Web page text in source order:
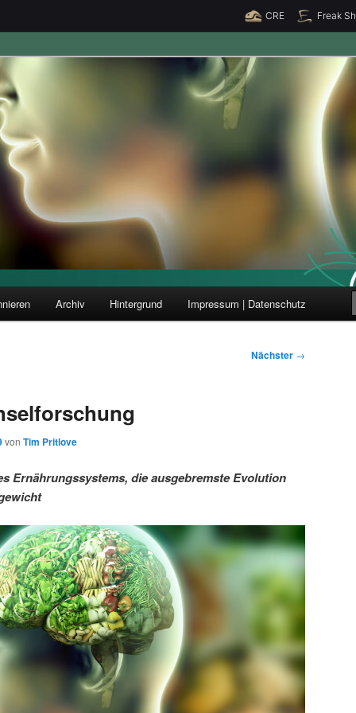
CRE Freak
und Forschung
Archiv Hintergrund Impressum | Datenschutz
Nächster →
von Tim Pritlove
Ernährungssystems, die ausgebremste Evolution